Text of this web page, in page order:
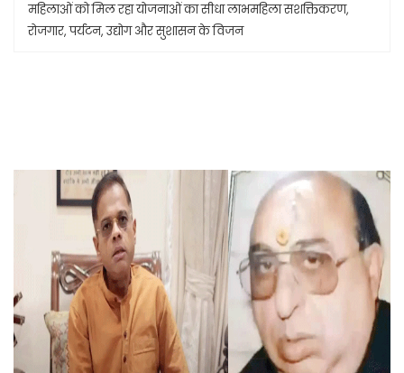
महिलाओं को मिल रहा योजनाओं का सीधा लाभमहिला सशक्तिकरण,
रोजगार, पर्यटन, उद्योग और सुशासन के विजन